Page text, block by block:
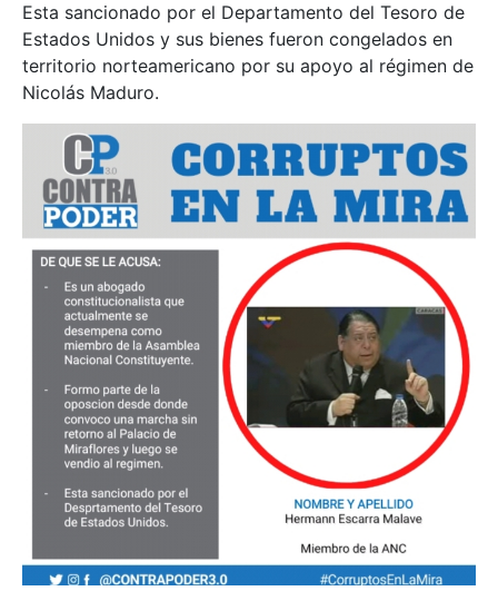
Esta sancionado por el Departamento del Tesoro de
Estados Unidos y sus bienes fueron congelados en
territorio norteamericano por su apoyo al régimen de
Nicolás Maduro.